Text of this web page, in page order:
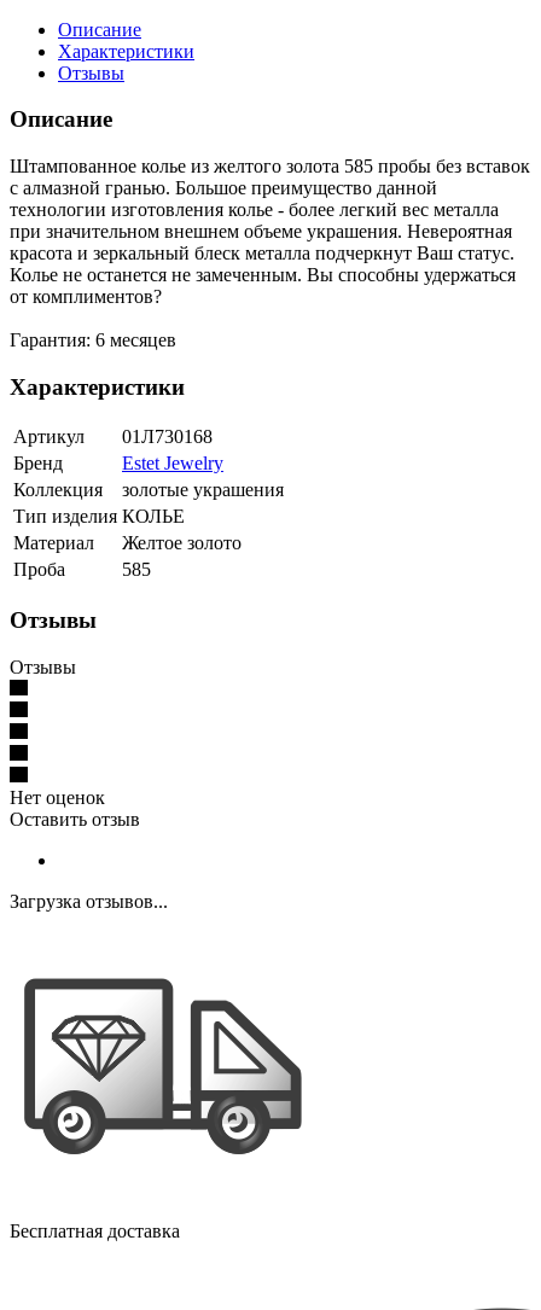
Описание
Характеристики
Отзывы
Описание
Штампованное колье из желтого золота 585 пробы без вставок
с алмазной гранью. Большое преимущество данной
технологии изготовления колье - более легкий вес металла
при значительном внешнем объеме украшения. Невероятная
красота и зеркальный блеск металла подчеркнут Ваш статус.
Колье не останется не замеченным. Вы способны удержаться
от комплиментов?
Гарантия: 6 месяцев
Характеристики
Артикул
01Л730168
Бренд
Estet Jewelry
Коллекция
золотые украшения
Тип изделия КОЛЬЕ
Материал
Желтое золото
Проба
585
Отзывы
Отзывы
Нет оценок
Оставить отзыв
Загрузка отзывов...
Бесплатная доставка